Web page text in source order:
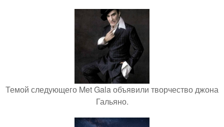
Темой следующего Met Gala объявили творчество джона
Гальяно.